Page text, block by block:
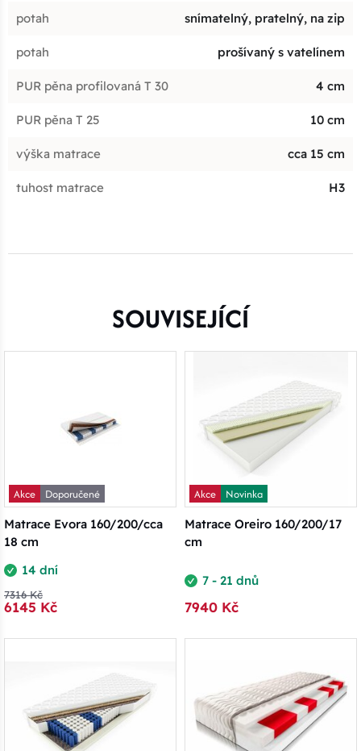
potah snímatelný, pratelný, na zip
potah prošívaný s vatelínem
PUR pěna profilovaná T 30 4 cm
PUR pěna T 25 10 cm
výška matrace cca 15 cm
tuhost matrace H3
SOUVISEJÍCÍ
Akce
Doporučené
Matrace Evora 160/200/cca
18 cm
14 dní
7316 Kč
6145 Kč
Akce
Novinka
Matrace Oreiro 160/200/17
cm
7 - 21 dnů
7940 Kč